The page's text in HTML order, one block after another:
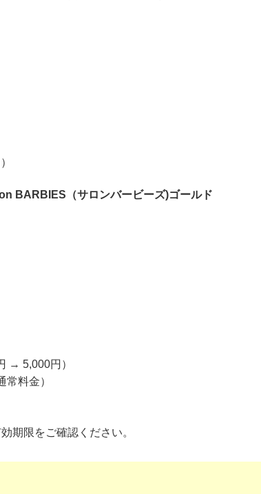
BARBIES（サロンバービーズ)ゴールド
→ 5,000円）
料金）
期限をご確認ください。